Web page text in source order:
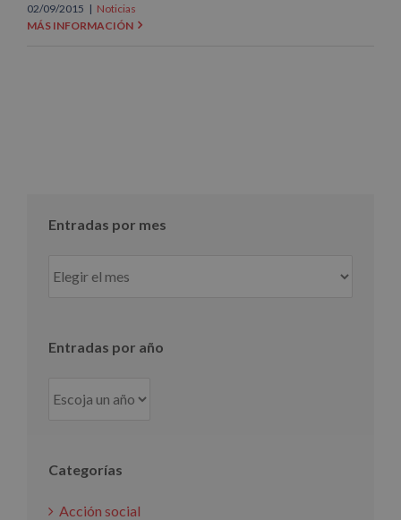
02/09/2015 | Noticias
MÁS INFORMACIÓN
Entradas por mes
por
Entradas por año
Categorías
Acción social